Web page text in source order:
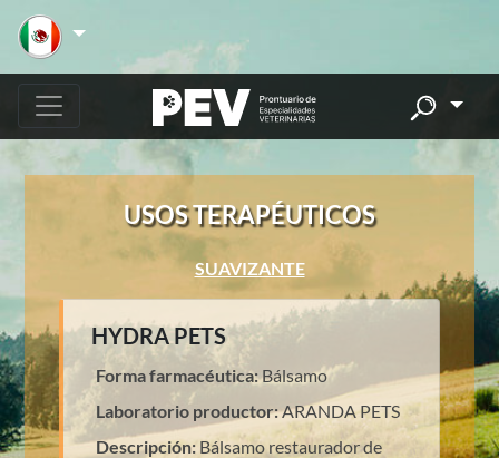
USOS TERAPÉUTICOS
SUAVIZANTE
HYDRA PETS
Forma farmacéutica:Bálsamo
Laboratorio productor:ARANDA PETS
Descripción: Bálsamo restaurador de